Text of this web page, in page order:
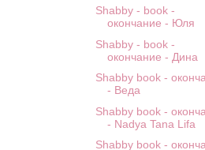
Shabby - book -
окончание - Юля
Shabby - book -
окончание - Дина
Shabby book -
- Веда
Shabby book -
- Nadya Tana Lifa
Shabby book -